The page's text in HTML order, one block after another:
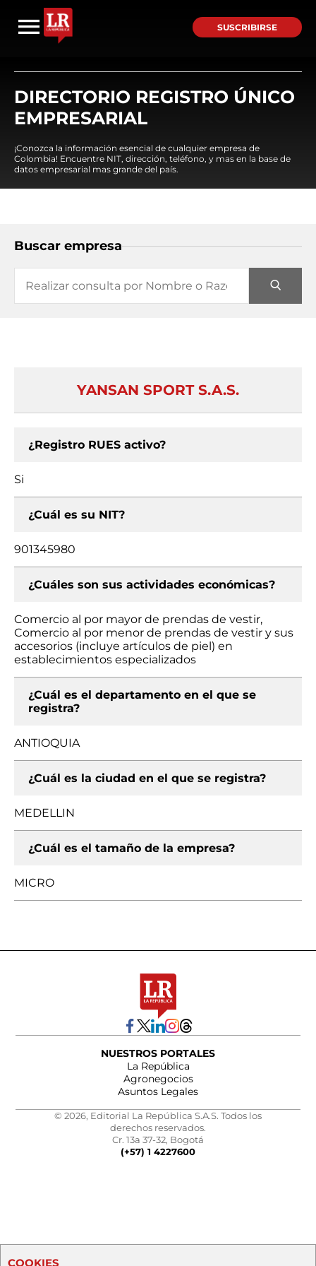
SUSCRIBIRSE
DIRECTORIO REGISTRO ÚNICO
EMPRESARIAL
¡Conozca la información esencial de cualquier empresa de
Colombia! Encuentre NIT, dirección, teléfono, y mas en la base de
datos empresarial mas grande del país.
Buscar empresa
YANSAN SPORT S.A.S.
¿Registro RUES activo?
Si
¿Cuál es su NIT?
901345980
¿Cuáles son sus actividades económicas?
Comercio al por mayor de prendas de vestir,
Comercio al por menor de prendas de vestir y sus
accesorios (incluye artículos de piel) en
establecimientos especializados
¿Cuál es el departamento en el que se
registra?
ANTIOQUIA
¿Cuál es la ciudad en el que se registra?
MEDELLIN
¿Cuál es el tamaño de la empresa?
MICRO
NUESTROS PORTALES
La República
Agronegocios
Asuntos Legales
© 2026, Editorial La República S.A.S. Todos los
derechos reservados.
Cr. 13a 37-32, Bogotá
(+57) 1 4227600
COOKIES